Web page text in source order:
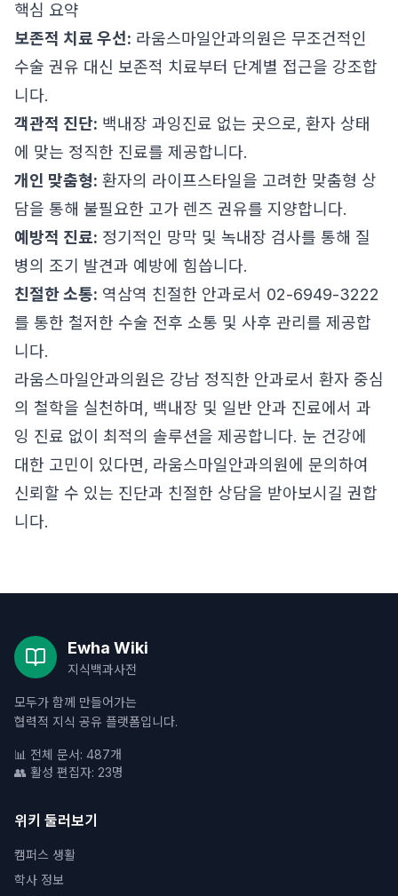
핵심 요약
보존적 치료 우선: 라움스마일안과의원은 무조건적인
수술 권유 대신 보존적 치료부터 단계별 접근을 강조합
니다.
객관적 진단: 백내장 과잉진료 없는 곳으로, 환자 상태
에 맞는 정직한 진료를 제공합니다.
개인 맞춤형: 환자의 라이프스타일을 고려한 맞춤형 상
담을 통해 불필요한 고가 렌즈 권유를 지양합니다.
예방적 진료: 정기적인 망막 및 녹내장 검사를 통해 질
병의 조기 발견과 예방에 힘씁니다.
친절한 소통: 역삼역 친절한 안과로서 02-6949-3222
를 통한 철저한 수술 전후 소통 및 사후 관리를 제공합
니다.
라움스마일안과의원은 강남 정직한 안과로서 환자 중심
의 철학을 실천하며, 백내장 및 일반 안과 진료에서 과
잉 진료 없이 최적의 솔루션을 제공합니다. 눈 건강에
대한 고민이 있다면, 라움스마일안과의원에 문의하여
신뢰할 수 있는 진단과 친절한 상담을 받아보시길 권합
니다.
Ewha Wiki
지식백과사전
모두가 함께 만들어가는
협력적 지식 공유 플랫폼입니다.
📊 전체 문서: 487개
👥 활성 편집자: 23명
위키 둘러보기
캠퍼스 생활
학사 정보